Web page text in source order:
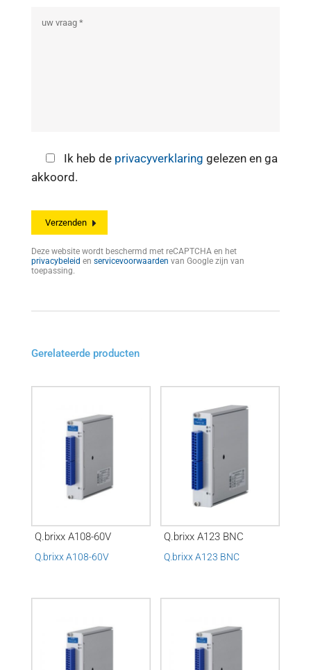
Ik heb de privacyverklaring gelezen en ga
akkoord.
Deze website wordt beschermd met reCAPTCHA en het
privacybeleid en servicevoorwaarden van Google zijn van
toepassing.
Gerelateerde producten
Q.brixx A108-60V
Q.brixx A108-60V
Q.brixx A123 BNC
Q.brixx A123 BNC